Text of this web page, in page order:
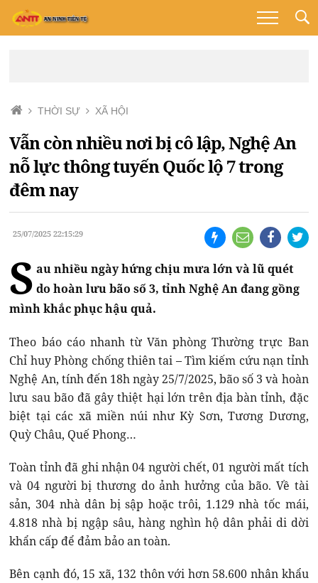
THỜI SỰ XÃ HỘI
Vẫn còn nhiều nơi bị cô lập, Nghệ An
nỗ lực thông tuyến Quốc lộ 7 trong
đêm nay
25/07/2025 22:15:29
S au nhiều ngày hứng chịu mưa lớn và lũ quét
do hoàn lưu bão số 3, tỉnh Nghệ An đang gồng
mình khắc phục hậu quả.
Theo báo cáo nhanh từ Văn phòng Thường trực Ban
Chỉ huy Phòng chống thiên tai – Tìm kiếm cứu nạn tỉnh
Nghệ An, tính đến 18h ngày 25/7/2025, bão số 3 và hoàn
lưu sau bão đã gây thiệt hại lớn trên địa bàn tỉnh, đặc
biệt tại các xã miền núi như Kỳ Sơn, Tương Dương,
Quỳ Châu, Quế Phong…
Toàn tỉnh đã ghi nhận 04 người chết, 01 người mất tích
và 04 người bị thương do ảnh hưởng của bão. Về tài
sản, 304 nhà dân bị sập hoặc trôi, 1.129 nhà tốc mái,
4.818 nhà bị ngập sâu, hàng nghìn hộ dân phải di dời
khẩn cấp để đảm bảo an toàn.
Bên cạnh đó, 15 xã, 132 thôn với hơn 58.600 nhân khẩu